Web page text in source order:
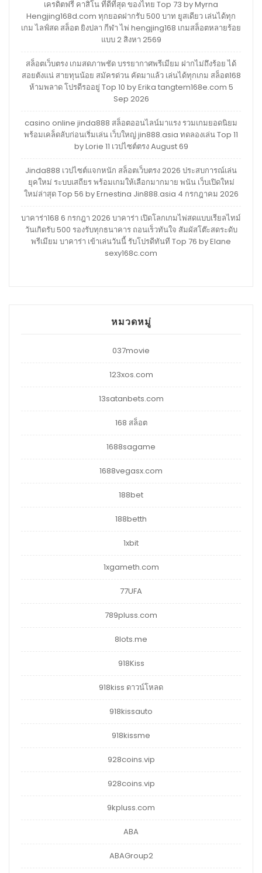
เครดิตฟรี คาสิโน ที่ดีที่สุด ของไทย Top 73 by Myrna
Hengjing168d.com ทุกยอดฝากรับ 500 บาท ยูสเดียว เล่นได้ทุก
เกม ไลฟ์สด สล็อต ยิงปลา กีฬา ไพ่ hengjing168 เกมสล็อตหลายร้อย
แบบ 2 สิงหา 2569
สล็อตเว็บตรง เกมสดภาพชัด บรรยากาศพรีเมียม ฝากไม่ถึงร้อย ได้
สอยตังแน่ สายทุนน้อย สมัครด่วน คัดมาแล้ว เล่นได้ทุกเกม สล็อต168
ห้ามพลาด โปรดีรออยู่ Top 10 by Erika tangtem168e.com 5
Sep 2026
casino online jinda888 สล็อตออนไลน์มาแรง รวมเกมยอดนิยม
พร้อมเคล็ดลับก่อนเริ่มเล่น เว็บใหญ่ jin888.asia ทดลองเล่น Top 11
by Lorie 11 เวปไซต์ตรง August 69
Jinda888 เวปไซต์แจกหนัก สล็อตเว็บตรง 2026 ประสบการณ์เล่น
ยุคใหม่ ระบบเสถียร พร้อมเกมให้เลือกมากมาย พนัน เว็บเปิดใหม่
ใหม่ล่าสุด Top 56 by Ernestina Jin888.asia 4 กรกฎาคม 2026
บาคาร่า168 6 กรกฎา 2026 บาคาร่า เปิดโลกเกมไพ่สดแบบเรียลไทม์
วันเกิดรับ 500 รองรับทุกธนาคาร ถอนเร็วทันใจ สัมผัสโต๊ะสดระดับ
พรีเมียม บาคาร่า เข้าเล่นวันนี้ รับโปรดีทันที Top 76 by Elane
sexy168c.com
หมวดหมู่
037movie
123xos.com
13satanbets.com
168 สล็อต
1688sagame
1688vegasx.com
188bet
188betth
1xbit
1xgameth.com
77UFA
789pluss.com
8lots.me
918Kiss
918kiss ดาวน์โหลด
918kissauto
918kissme
928coins.vip
928coins.vip
9kpluss.com
ABA
ABAGroup2